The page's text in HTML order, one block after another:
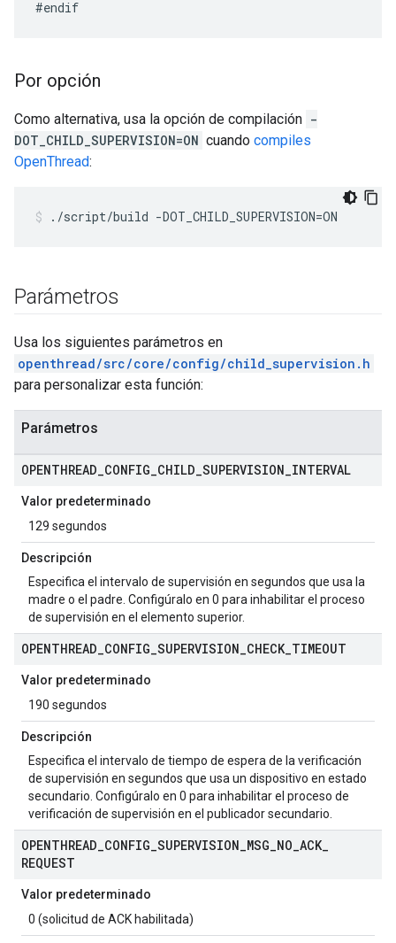
Por opción
Como alternativa, usa la opción de compilación -
DOT_CHILD_SUPERVISION=ON cuando compiles
OpenThread:
./script/build -DOT_CHILD_SUPERVISION=ON
Parámetros
Usa los siguientes parámetros en
openthread/src/core/config/child_supervision.h
para personalizar esta función:
Parámetros
OPENTHREAD CONFIG CHILD SUPERVISION INTERVAL
Valor predeterminado
129 segundos
Descripción
Especifica el intervalo de supervisión en segundos que usa la
madre o el padre. Configúralo en 0 para inhabilitar el proceso
de supervisión en el elemento superior.
OPENTHREAD CONFIG SUPERVISION CHECK_ TIMEOUT
Valor predeterminado
190 segundos
Descripción
Especifica el intervalo de tiempo de espera de la verificación
de supervisión en segundos que usa un dispositivo en estado
secundario. Configúralo en 0 para inhabilitar el proceso de
verificación de supervisión en el publicador secundario.
OPENTHREAD CONFIG SUPERVISION MSG NO ACK_
REQUEST
Valor predeterminado
0 (solicitud de ACK habilitada)